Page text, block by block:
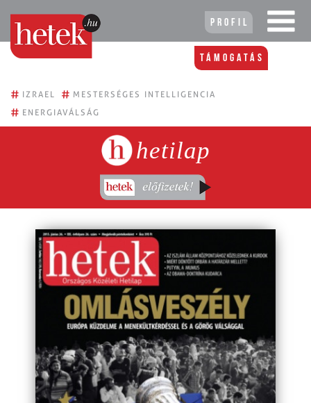
Profil
Támogatás
# IZRAEL # MESTERSÉGES INTELLIGENCIA
# ENERGIAVÁLSÁG
hetilap